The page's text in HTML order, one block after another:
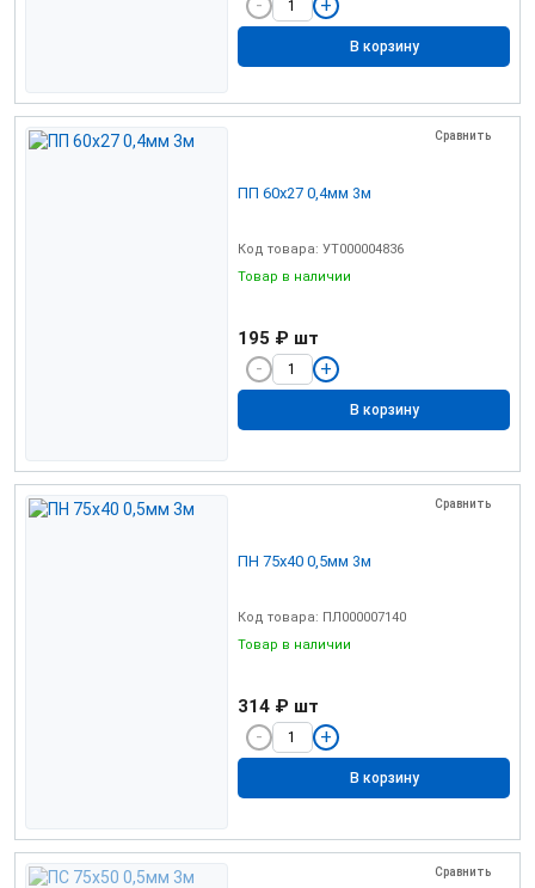
В корзину
Сравнить
ПП 60х27 0,4мм 3м
Код товара: УТ000004836
Товар в наличии
195 ₽ шт
В корзину
Сравнить
ПН 75х40 0,5мм 3м
Код товара: ПЛ000007140
Товар в наличии
314 ₽ шт
В корзину
Сравнить